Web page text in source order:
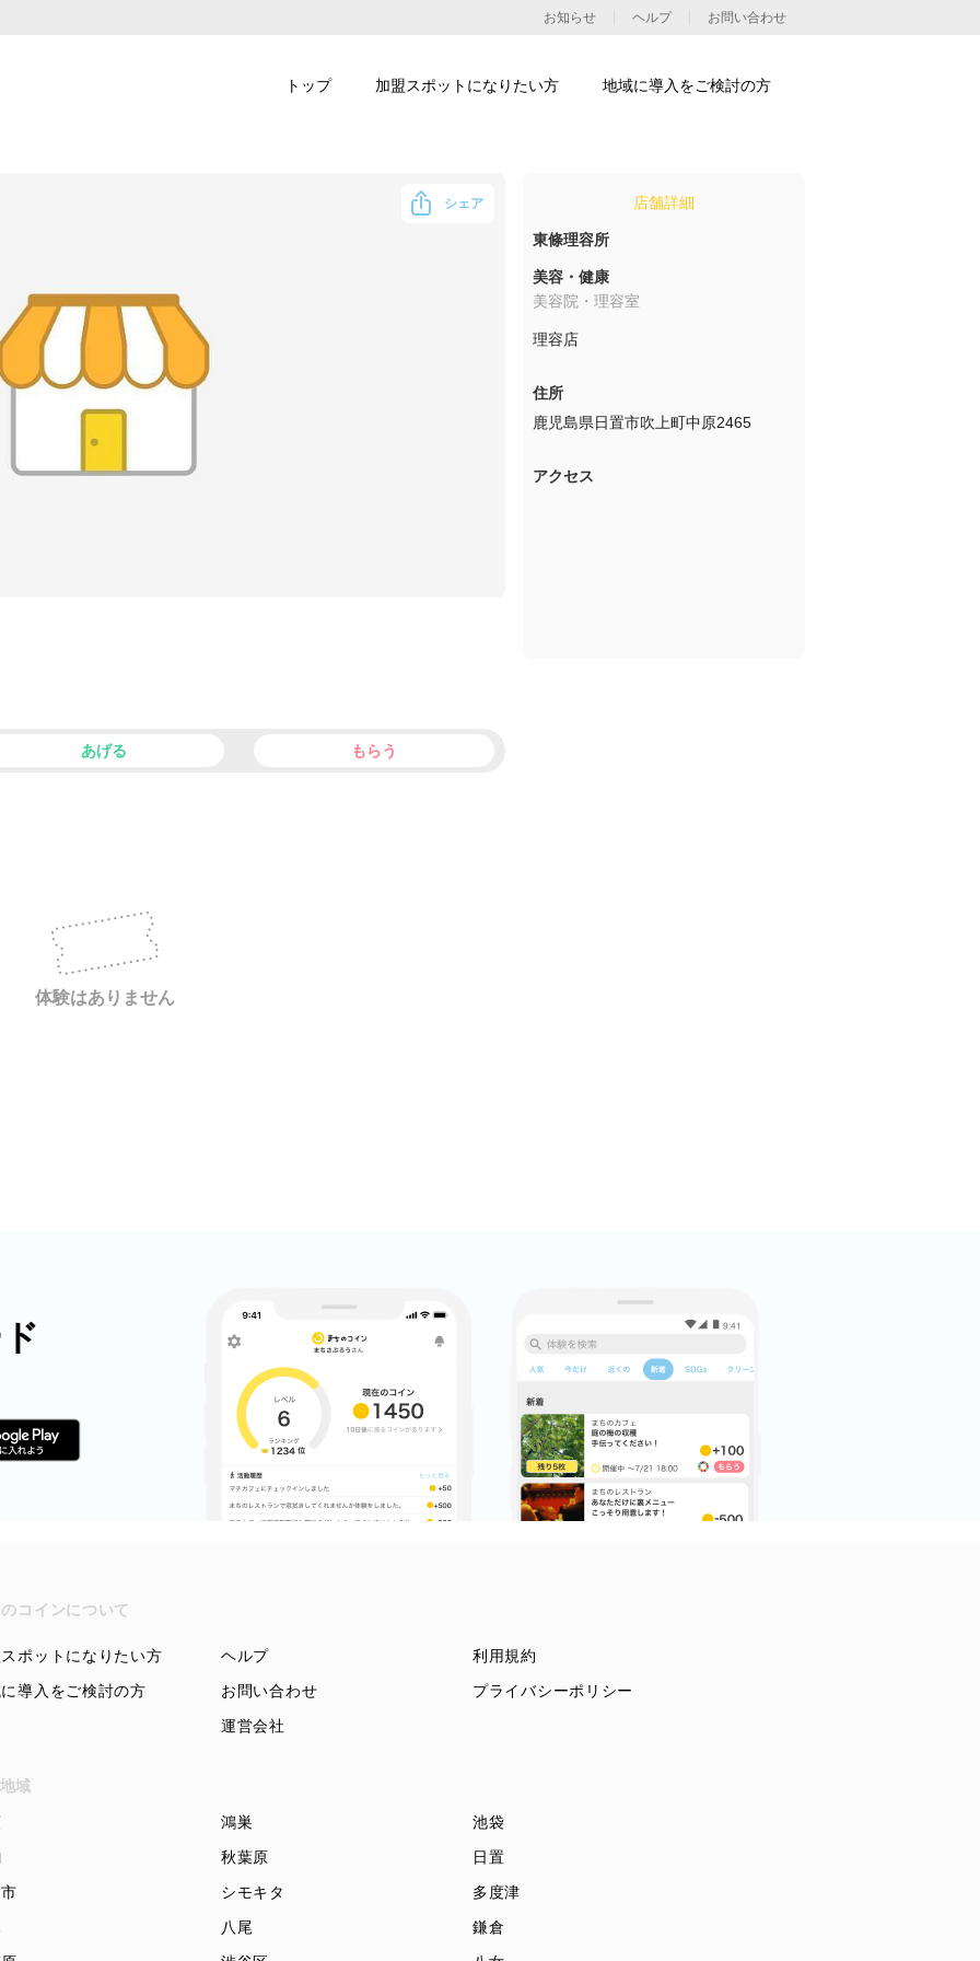
シェア
facebook
X
あげる もらう
体験はありません
店舗詳細
東條理容所
美容・健康
美容院・理容室
理容店
住所
鹿児島県日置市吹上町中原2465
アクセス
コインについて
ポットになりたい方
導入をご検討の方
ヘルプ
お問い合わせ
運営会社
利用規約
プライバシーポリシー
域
鴻巣
池袋
秋葉原
日置
シモキタ
多度津
八尾
鎌倉
お知らせ ヘルプ お問い合わせ
トップ 加盟スポットになりたい方 地域に導入をご検討の方